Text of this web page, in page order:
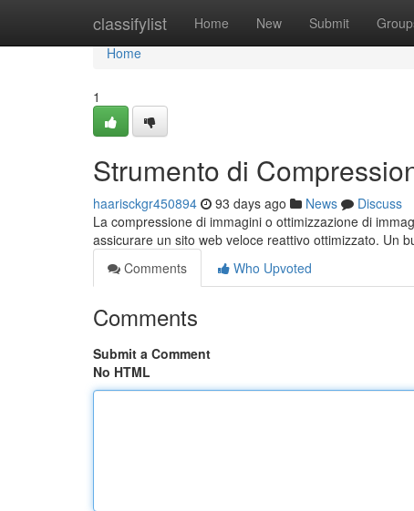
classifylist Home New Submit
Home
Home
1
Strumento di
haarisckgr450894 93 days ago News
Discuss
La compressione di immagini o ottimizzazione di
assicurare un sito web veloce reattivo ottimizzato. Un
Comments
Who Upvoted
Comments
Submit a Comment
No HTML